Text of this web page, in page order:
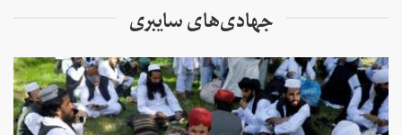
جهادی‌های سایبری